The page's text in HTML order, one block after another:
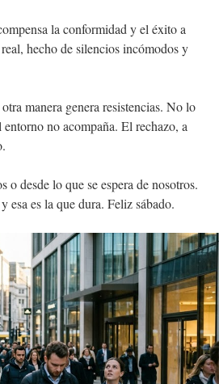
la conformidad y el éxito a
hecho de silencios incómodos y
manera genera resistencias. No lo
no acompaña. El rechazo, a
desde lo que se espera de nosotros.
esa es la que dura. Feliz sábado.